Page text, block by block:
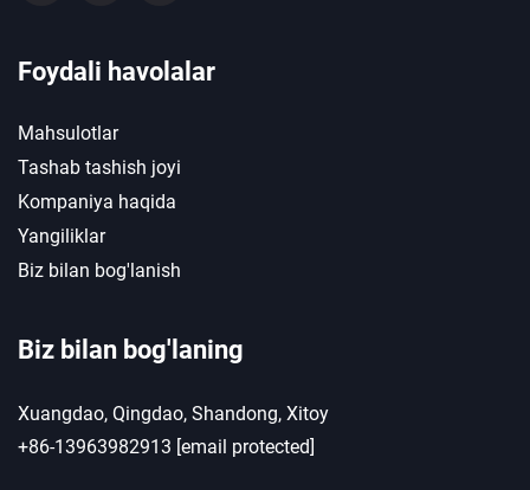
Foydali havolalar
Mahsulotlar
Tashab tashish joyi
Kompaniya haqida
Yangiliklar
Biz bilan bog'lanish
Biz bilan bog'laning
Xuangdao, Qingdao, Shandong, Xitoy
+86-13963982913 [email protected]